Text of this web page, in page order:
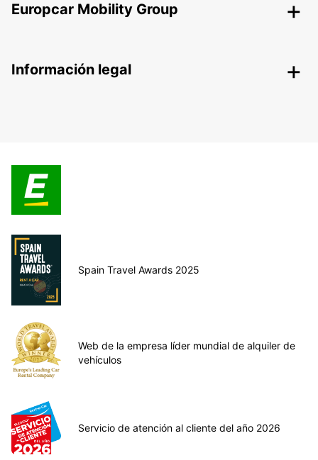
Europcar Mobility Group
Información legal
Spain Travel Awards 2025
Web de la empresa líder mundial de alquiler de
vehículos
Servicio de atención al cliente del año 2026